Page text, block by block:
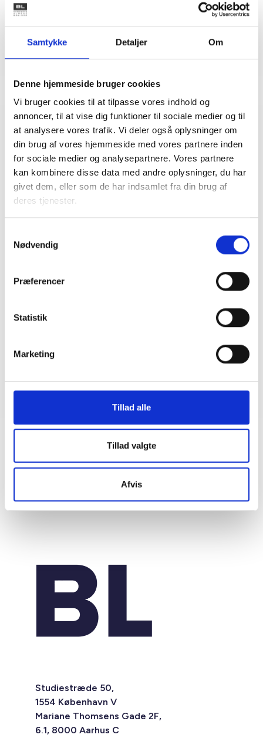
Samtykke Detaljer Om
Denne hjemmeside bruger cookies
Vi bruger cookies til at tilpasse vores indhold og
annoncer, til at vise dig funktioner til sociale medier og til
at analysere vores trafik. Vi deler også oplysninger om
din brug af vores hjemmeside med vores partnere inden
for sociale medier og analysepartnere. Vores partnere
kan kombinere disse data med andre oplysninger, du har
givet dem, eller som de har indsamlet fra din brug af
deres tjenester.
Nødvendig
Præferencer
Statistik
Marketing
Tillad alle
Tillad valgte
Afvis
Relateret indhold Viden
Nye krav om fjernaflæste målere – alle
ejendomme skal være klar senest 1. januar
2027
08. juni 2026
Ansvar for nødforsyning i plejeboliger ved
forsyningssvigt
Sundhedsreformens konsekvenser for
plejeboliger
Studiestræde 50,
1554 København V
Mariane Thomsens Gade 2F,
6.1, 8000 Aarhus C